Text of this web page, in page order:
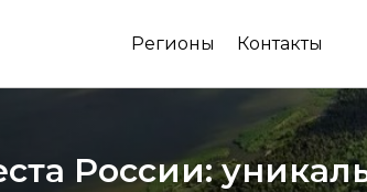
Регионы Контакты
России: